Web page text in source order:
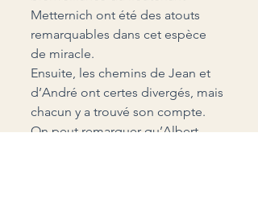
Metternich ont été des atouts
remarquables dans cet espèce
de miracle.
Ensuite, les chemins de Jean et
d’André ont certes divergés, mais
chacun y a trouvé son compte.
On peut remarquer qu’Albert